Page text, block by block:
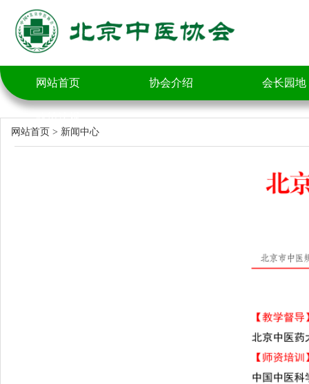
网站首页 协会介绍 会长园地
政策法规
网站首页 > 新闻中心